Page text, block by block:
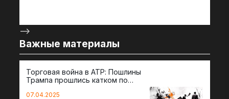
-->
Важные материалы
Торговая война в АТР: Пошлины
Трампа прошлись катком по
07.04.2025